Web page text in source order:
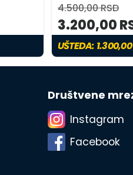
4.500,00 RSD
3.200,00
UŠTEDA:
Društvene
Instagram
Facebook